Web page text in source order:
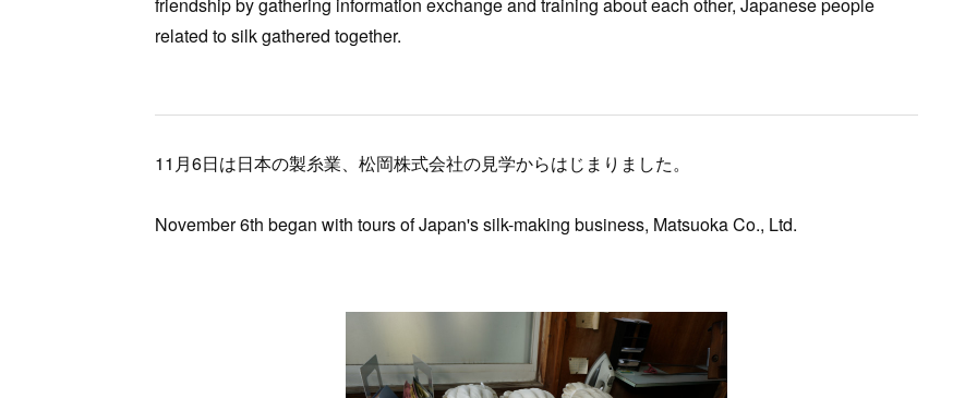
related to silk gathered together.
11月6日は日本の製糸業、松岡株式会社の見学からはじまりました。
November 6th began with tours of Japan's silk-making business, Matsuoka Co., Ltd.